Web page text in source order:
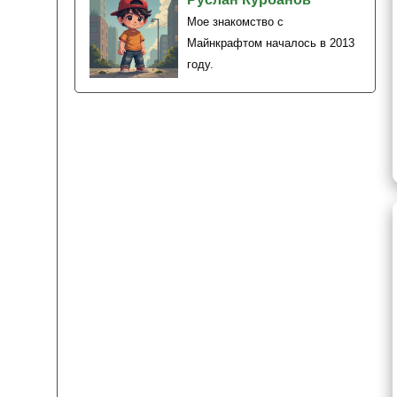
Мое знакомство с
Майнкрафтом началось в 2013
году.